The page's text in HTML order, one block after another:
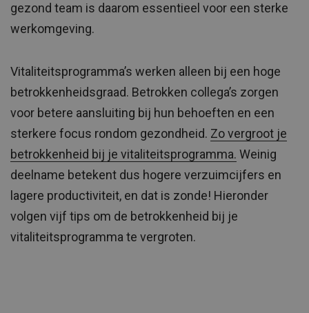
gezond team is daarom essentieel voor een sterke
werkomgeving.
Vitaliteitsprogramma’s werken alleen bij een hoge
betrokkenheidsgraad. Betrokken collega’s zorgen
voor betere aansluiting bij hun behoeften en een
sterkere focus rondom gezondheid. Zo vergroot je
betrokkenheid bij je vitaliteitsprogramma. Weinig
deelname betekent dus hogere verzuimcijfers en
lagere productiviteit, en dat is zonde! Hieronder
volgen vijf tips om de betrokkenheid bij je
vitaliteitsprogramma te vergroten.